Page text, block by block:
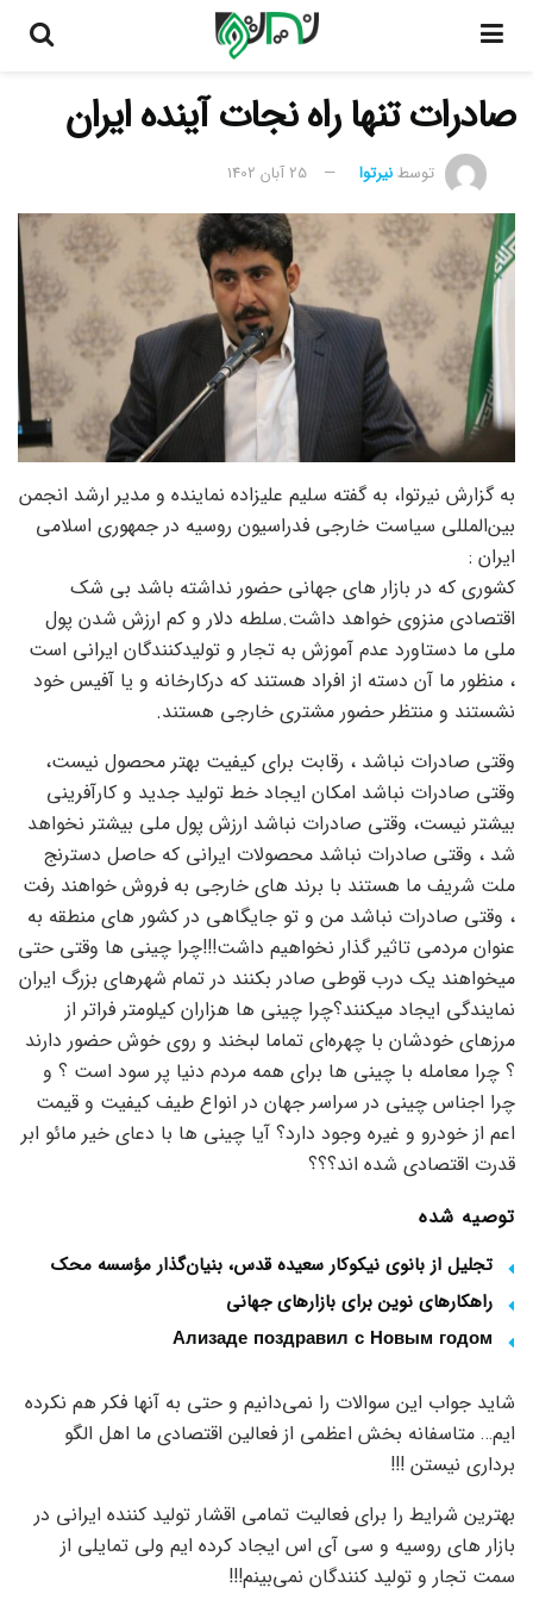
صادرات تنها راه نجات آینده ایران
توسطنیرتوا 25 آبان 1402
به گزارش نیرتوا، به گفته سلیم علیزاده نماینده و مدیر ارشد انجمن
بین‌المللی سیاست خارجی فدراسیون روسیه در جمهوری اسلامی
ایران :
کشوری که در بازار های جهانی حضور نداشته باشد بی شک
اقتصادی منزوی خواهد داشت.سلطه دلار و کم ارزش شدن پول
ملی ما دستاورد عدم آموزش به تجار و تولیدکنندگان ایرانی است
، منظور ما آن دسته از افراد هستند که درکارخانه و یا آفیس خود
نشستند و منتظر حضور مشتری خارجی هستند.
وقتی صادرات نباشد ، رقابت برای کیفیت بهتر محصول نیست،
وقتی صادرات نباشد امکان ایجاد خط تولید جدید و کارآفرینی
بیشتر نیست، وقتی صادرات نباشد ارزش پول ملی بیشتر نخواهد
شد ، وقتی صادرات نباشد محصولات ایرانی که حاصل دسترنج
ملت شریف ما هستند با برند های خارجی به فروش خواهند رفت
، وقتی صادرات نباشد من و تو جایگاهی در کشور های منطقه به
عنوان مردمی تاثیر گذار نخواهیم داشت!!!چرا چینی ها وقتی حتی
میخواهند یک درب قوطی صادر بکنند در تمام شهرهای بزرگ ایران
نمایندگی ایجاد میکنند؟چرا چینی ها هزاران کیلومتر فراتر از
مرزهای خودشان با چهره‌ای تماما لبخند و روی خوش حضور دارند
؟ چرا معامله با چینی ها برای همه مردم دنیا پر سود است ؟ و
چرا اجناس چینی در سراسر جهان در انواع طیف کیفیت و قیمت
اعم از خودرو و غیره وجود دارد؟ آیا چینی ها با دعای خیر مائو ابر
قدرت اقتصادی شده اند؟؟؟
توصیه شده
تجلیل از بانوی نیکوکار سعیده قدس، بنیان‌گذار مؤسسه محک
راهکارهای نوین برای بازارهای جهانی
Ализаде поздравил с Новым годом
شاید جواب این سوالات را نمی‌دانیم و حتی به آنها فکر هم نکرده
ایم… متاسفانه بخش اعظمی از فعالین اقتصادی ما اهل الگو
برداری نیستن !!!
بهترین شرایط را برای فعالیت تمامی اقشار تولید کننده ایرانی در
بازار های روسیه و سی آی اس ایجاد کرده ایم ولی تمایلی از
سمت تجار و تولید کنندگان نمی‌بینم!!!